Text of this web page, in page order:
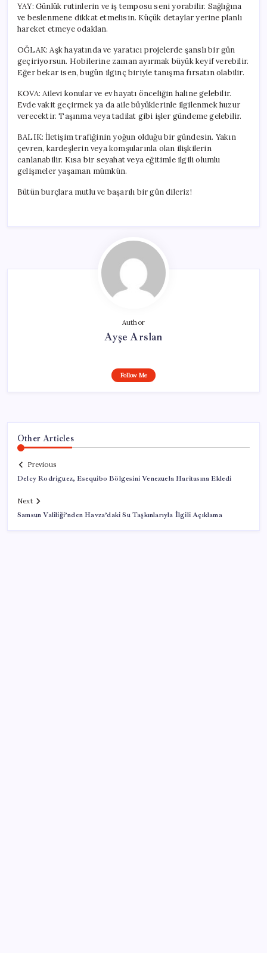
YAY: Günlük rutinlerin ve iş temposu seni yorabilir. Sağlığına
ve beslenmene dikkat etmelisin. Küçük detaylar yerine planlı
hareket etmeye odaklan.
OĞLAK: Aşk hayatında ve yaratıcı projelerde şanslı bir gün
geçiriyorsun. Hobilerine zaman ayırmak büyük keyif verebilir.
Eğer bekar isen, bugün ilginç biriyle tanışma fırsatın olabilir.
KOVA: Ailevi konular ve ev hayatı önceliğin haline gelebilir.
Evde vakit geçirmek ya da aile büyüklerinle ilgilenmek huzur
verecektir. Taşınma veya tadilat gibi işler gündeme gelebilir.
BALIK: İletişim trafiğinin yoğun olduğu bir gündesin. Yakın
çevren, kardeşlerin veya komşularınla olan ilişkilerin
canlanabilir. Kısa bir seyahat veya eğitimle ilgili olumlu
gelişmeler yaşaman mümkün.
Bütün burçlara mutlu ve başarılı bir gün dileriz!
Author
Ayşe Arslan
Follow Me
Other Articles
Previous
Delcy Rodriguez, Esequibo Bölgesini Venezuela Haritasına Ekledi
Next
Samsun Valiliği’nden Havza’daki Su Taşkınlarıyla İlgili Açıklama